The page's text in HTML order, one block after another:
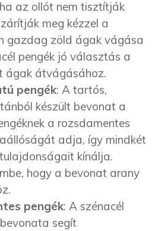
az ollót nem tisztítják
meg kézzel a
gazdag zöld ágak vágása
pengék jó választás a
ágak átvágásához.
pengék: A tartós,
készült bevonat a
a rozsdamentes
adja, így mindkét
kínálja.
hogy a bevonat arany
pengék: A szénacél
segít